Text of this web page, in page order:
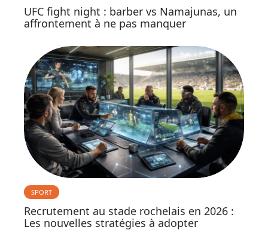
UFC fight night : barber vs Namajunas, un
affrontement à ne pas manquer
SPORT
Recrutement au stade rochelais en 2026 :
Les nouvelles stratégies à adopter